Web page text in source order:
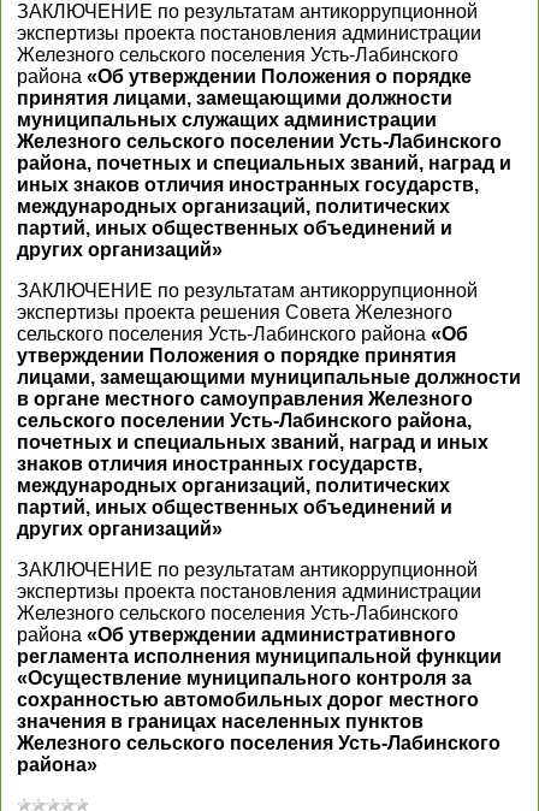
ЗАКЛЮЧЕНИЕ по результатам антикоррупционной
экспертизы проекта постановления администрации
Железного сельского поселения Усть-Лабинского
района «Об утверждении Положения о порядке
принятия лицами, замещающими должности
муниципальных служащих администрации
Железного сельского поселении Усть-Лабинского
района, почетных и специальных званий, наград и
иных знаков отличия иностранных государств,
международных организаций, политических
партий, иных общественных объединений и
других организаций»
ЗАКЛЮЧЕНИЕ по результатам антикоррупционной
экспертизы проекта решения Совета Железного
сельского поселения Усть-Лабинского района «Об
утверждении Положения о порядке принятия
лицами, замещающими муниципальные должности
в органе местного самоуправления Железного
сельского поселении Усть-Лабинского района,
почетных и специальных званий, наград и иных
знаков отличия иностранных государств,
международных организаций, политических
партий, иных общественных объединений и
других организаций»
ЗАКЛЮЧЕНИЕ по результатам антикоррупционной
экспертизы проекта постановления администрации
Железного сельского поселения Усть-Лабинского
района «Об утверждении административного
регламента исполнения муниципальной функции
«Осуществление муниципального контроля за
сохранностью автомобильных дорог местного
значения в границах населенных пунктов
Железного сельского поселения Усть-Лабинского
района»